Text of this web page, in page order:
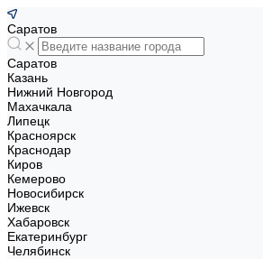
Саратов
Саратов
Казань
Нижний Новгород
Махачкала
Липецк
Красноярск
Краснодар
Киров
Кемерово
Новосибирск
Ижевск
Хабаровск
Екатеринбург
Челябинск